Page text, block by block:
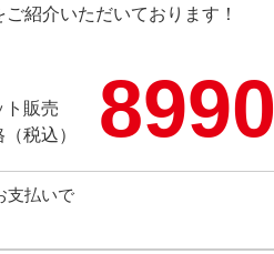
紹介いただいております！
ト販売
税込）
8990
支払いで